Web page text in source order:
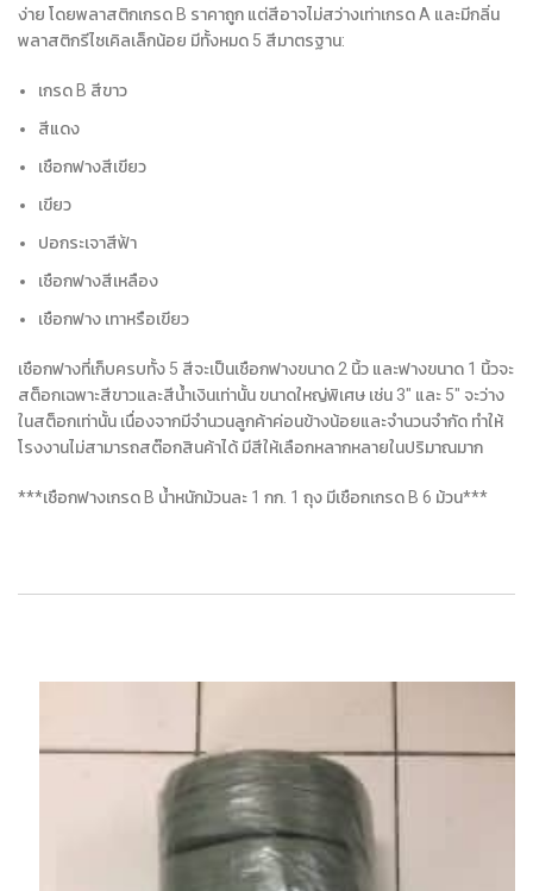
ง่าย โดยพลาสติกเกรด B ราคาถูก แต่สีอาจไม่สว่างเท่าเกรด A และมีกลิ่น
พลาสติกรีไซเคิลเล็กน้อย มีทั้งหมด 5 สีมาตรฐาน:
เกรด B สีขาว
สีแดง
เชือกฟางสีเขียว
เขียว
ปอกระเจาสีฟ้า
เชือกฟางสีเหลือง
เชือกฟาง เทาหรือเขียว
เชือกฟางที่เก็บครบทั้ง 5 สีจะเป็นเชือกฟางขนาด 2 นิ้ว และฟางขนาด 1 นิ้วจะ
สต็อกเฉพาะสีขาวและสีน้ำเงินเท่านั้น ขนาดใหญ่พิเศษ เช่น 3″ และ 5″ จะว่าง
ในสต็อกเท่านั้น เนื่องจากมีจำนวนลูกค้าค่อนข้างน้อยและจำนวนจำกัด ทำให้
โรงงานไม่สามารถสต๊อกสินค้าได้ มีสีให้เลือกหลากหลายในปริมาณมาก
***เชือกฟางเกรด B น้ำหนักม้วนละ 1 กก. 1 ถุง มีเชือกเกรด B 6 ม้วน***